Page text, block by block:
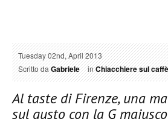
Tuesday 02nd, April 2013
Scritto daGabriele inChiacchiere sul caffè
Al taste di Firenze, una
sul gusto con la G